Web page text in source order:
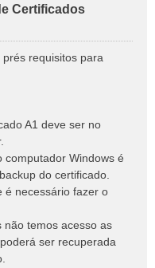
Certificados
requisitos para
A1 deve ser no
computador Windows é
do certificado.
é necessário fazer o
não temos acesso as
ser recuperada